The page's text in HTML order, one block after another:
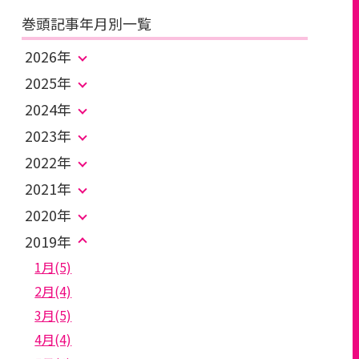
巻頭記事年月別一覧
2026年
2025年
2024年
2023年
2022年
2021年
2020年
2019年
1月(5)
2月(4)
3月(5)
4月(4)